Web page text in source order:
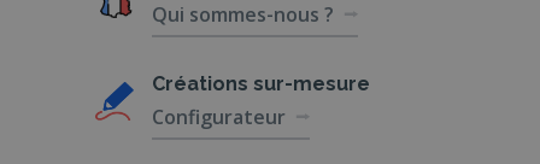
Qui sommes-nous ?
Créations sur-mesure
Configurateur